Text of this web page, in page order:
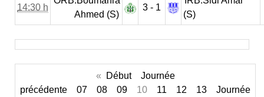
14:30 h
Ahmed (S)
3 - 1
(S)
« Début
Journée
précédente
07 08 09 10 11 12 13
Journée